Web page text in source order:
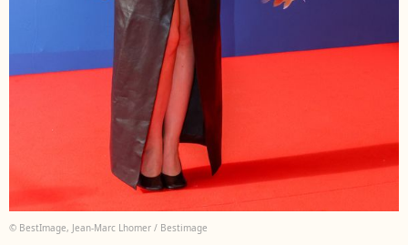
© BestImage, Jean-Marc Lhomer / Bestimage